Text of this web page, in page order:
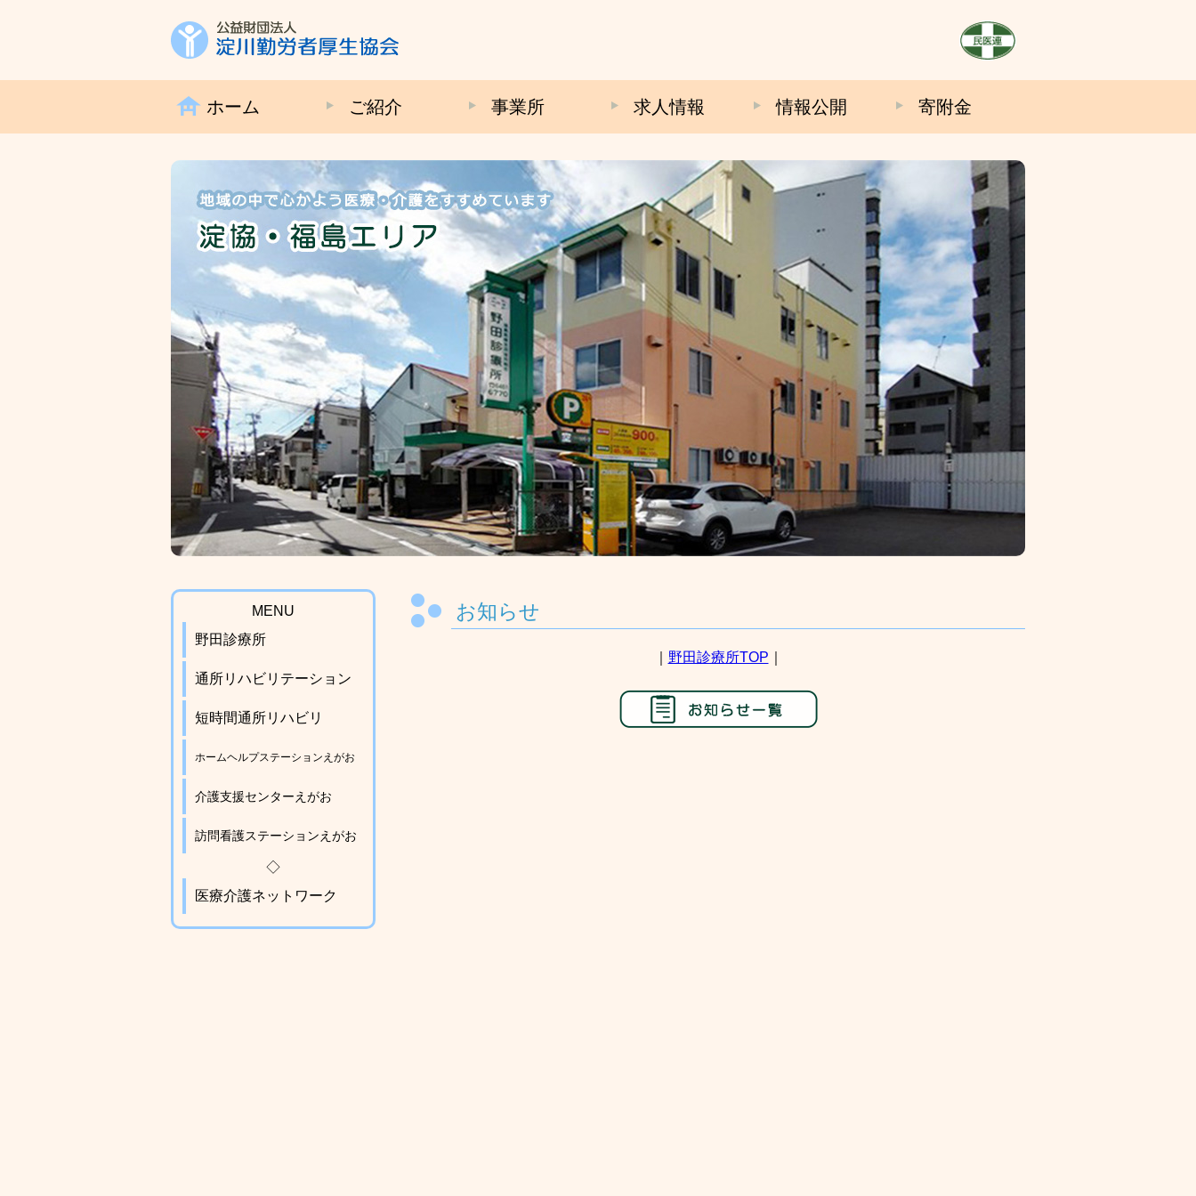
ホーム ご紹介 事業所 求人情報 情報公開 寄附金
お知らせ
野田診療所TOP
MENU
野田診療所
通所リハビリテーション
短時間通所リハビリ
ホームヘルプステーションえがお
介護支援センターえがお
訪問看護ステーションえがお
◇
医療介護ネットワーク